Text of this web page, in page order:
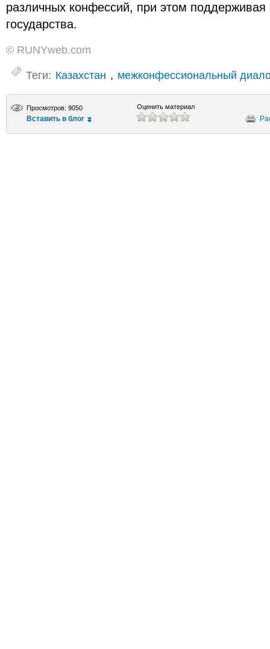
различных конфессий, при этом поддерживая
государства.
© RUNYweb.com
Теги: Казахстан , межконфессиональный
Просмотров: 9050
Вставить в блог
Оценить материал